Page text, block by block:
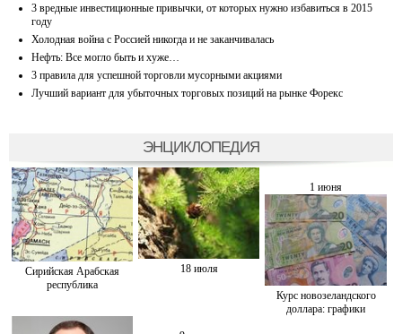
3 вредные инвестиционные привычки, от которых нужно избавиться в 2015
году
Холодная война с Россией никогда и не заканчивалась
Нефть: Все могло быть и хуже…
3 правила для успешной торговли мусорными акциями
Лучший вариант для убыточных торговых позиций на рынке Форекс
ЭНЦИКЛОПЕДИЯ
Сирийская Арабская
республика
18 июля
1 июня
Курс новозеландского
доллара: графики